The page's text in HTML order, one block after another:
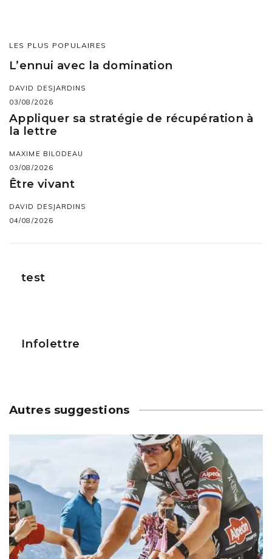
LES PLUS POPULAIRES
L’ennui avec la domination
DAVID DESJARDINS
03/08/2026
Appliquer sa stratégie de récupération à
la lettre
MAXIME BILODEAU
03/08/2026
Être vivant
DAVID DESJARDINS
04/08/2026
test
Infolettre
Autres suggestions